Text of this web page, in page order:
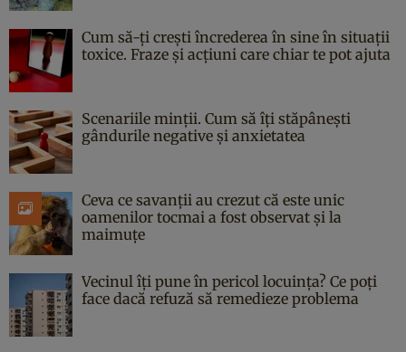
Cum să-ți crești încrederea în sine în situații
toxice. Fraze și acțiuni care chiar te pot ajuta
Scenariile minții. Cum să îți stăpânești
gândurile negative și anxietatea
Ceva ce savanții au crezut că este unic
oamenilor tocmai a fost observat și la
maimuțe
Vecinul îți pune în pericol locuința? Ce poți
face dacă refuză să remedieze problema